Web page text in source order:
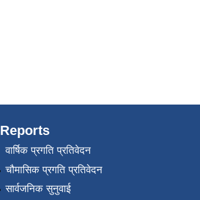
Reports
वार्षिक प्रगति प्रतिवेदन
चौमासिक प्रगति प्रतिवेदन
सार्वजनिक सुनुवाई